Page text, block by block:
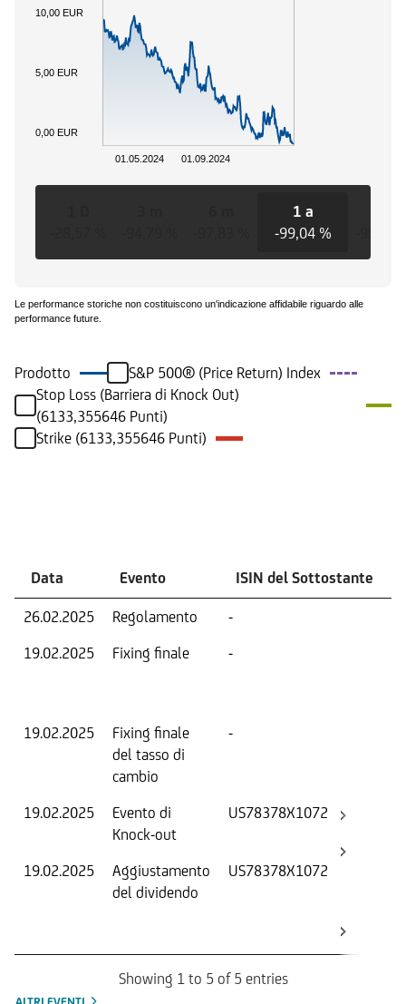
01.05.2024 01.09.2024
0,00 EUR
5,00 EUR
10,00 EUR
1 a
-99,04 %
Le performance storiche non costituiscono un'indicazione affidabile riguardo alle
performance future.
Prodotto
S&P 500® (Price Return) Index
Stop Loss (Barriera di Knock Out)
(6133,355646 Punti)
Strike (6133,355646 Punti)
Data Evento ISIN del Sottostante
26.02.2025 Regolamento -
19.02.2025
Fixing finale -
19.02.2025
Fixing finale
del tasso di
cambio
-
19.02.2025
Evento di
Knock-out
US78378X1072
19.02.2025
Aggiustamento
del dividendo
US78378X1072
Showing 1 to 5 of 5 entries